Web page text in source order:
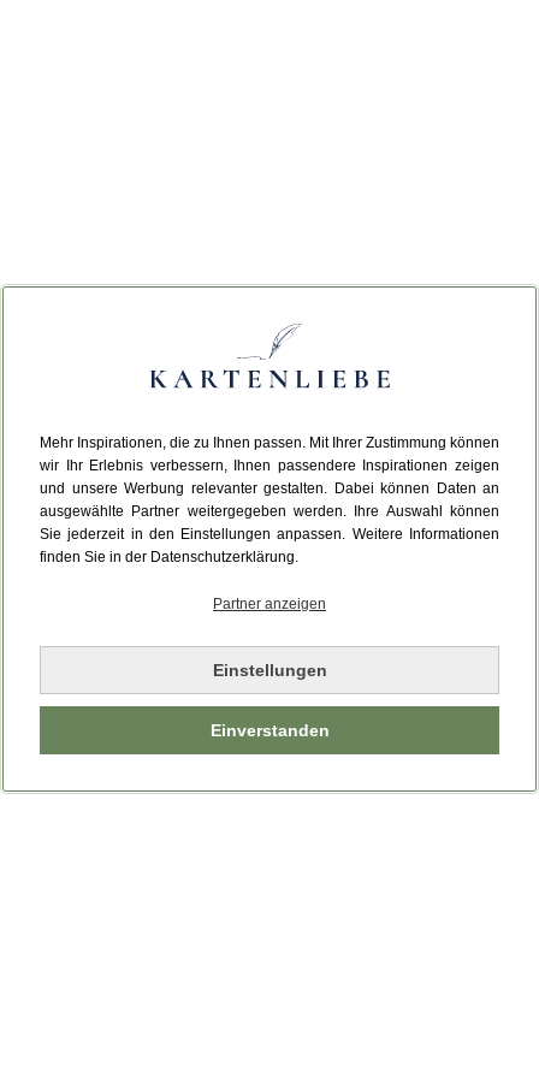
Mehr Inspirationen, die zu Ihnen passen. Mit Ihrer Zustimmung können
wir Ihr Erlebnis verbessern, Ihnen passendere Inspirationen zeigen
und unsere Werbung relevanter gestalten. Dabei können Daten an
ausgewählte Partner weitergegeben werden. Ihre Auswahl können
Sie jederzeit in den Einstellungen anpassen. Weitere Informationen
finden Sie in der Datenschutzerklärung.
Partner anzeigen
Einstellungen
Einverstanden